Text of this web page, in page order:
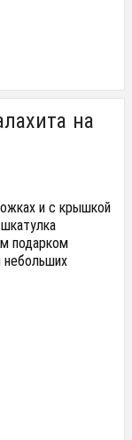
на
и с крышкой
подарком